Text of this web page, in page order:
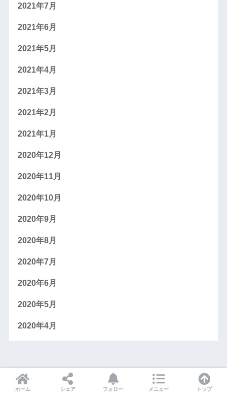
2021年7月
2021年6月
2021年5月
2021年4月
2021年3月
2021年2月
2021年1月
2020年12月
2020年11月
2020年10月
2020年9月
2020年8月
2020年7月
2020年6月
2020年5月
2020年4月
ホーム シェア フォロー メニュー トップ